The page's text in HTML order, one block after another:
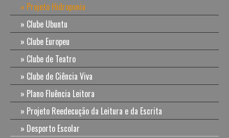
Projeto Hidroponia
Clube Ubuntu
Clube Europeu
Clube de Teatro
Clube de Ciência Viva
Plano Fluência Leitora
Projeto Reedecução da Leitura e da Escrita
Desporto Escolar